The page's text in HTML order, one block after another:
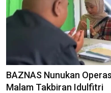
BAZNAS Nunukan
Malam Takbiran Idulfitri